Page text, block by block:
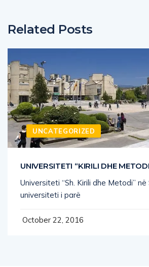
Related Posts
UNCATEGORIZED
UNIVERSITETI “KIRILI DHE
Universiteti “Sh. Kirili dhe Metodi”
universiteti i parë
October 22, 2016